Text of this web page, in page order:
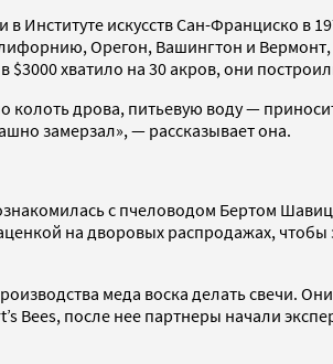
искусств Сан-Франциско в
Орегон, Вашингтон и
хватило на 30 акров, они
дрова, питьевую воду —
замерзал», — рассказывает она.
с пчеловодом Бертом
на дворовых распродажах,
меда воска делать свечи.
Bees, после нее партнеры начали